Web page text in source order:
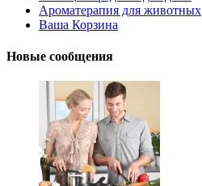
Ароматерапия для животных
Ваша Корзина
Новые сообщения